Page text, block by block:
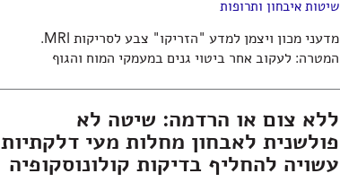
שיטות איבחון ותרופות
מדעני מכון ויצמן למדע "הזריקו" צבע לסריקות MRI.
המטרה: לעקוב אחר ביטוי גנים במעמקי המוח והגוף
ללא צום או הרדמה: שיטה לא
פולשנית לאבחון מחלות מעי דלקתיות
עשויה להחליף בדיקות קולונוסקופיה